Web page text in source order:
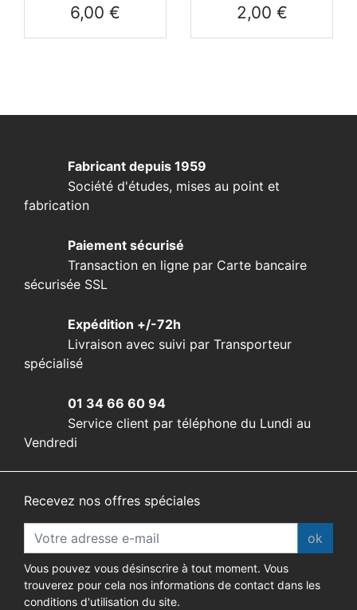
Prix
6,00 € Prix
2,00 €
Fabricant depuis 1959
Société d'études, mises au point et
fabrication
Paiement sécurisé
Transaction en ligne par Carte bancaire
sécurisée SSL
Expédition +/-72h
Livraison avec suivi par Transporteur
spécialisé
01 34 66 60 94
Service client par téléphone du Lundi au
Vendredi
Recevez nos offres spéciales
ok
Vous pouvez vous désinscrire à tout moment. Vous
trouverez pour cela nos informations de contact dans les
conditions d'utilisation du site.